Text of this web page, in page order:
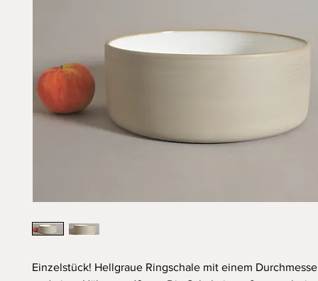
Einzelstück! Hellgraue Ringschale mit einem